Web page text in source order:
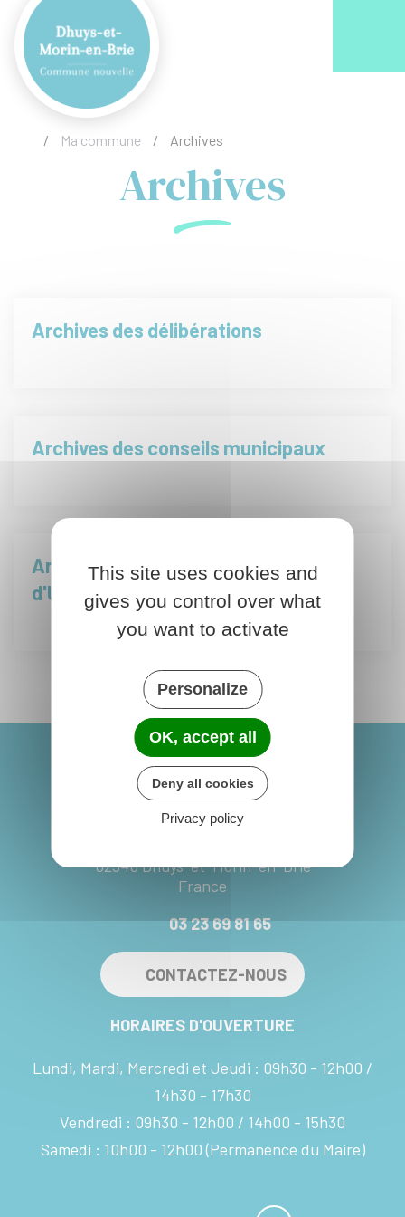
/ Ma commune / Archives
Archives
Archives des délibérations
Archives des conseils municipaux
Archives du journal local "Le Trait
d'Union"
Dhuys-et-Morin-en-Brie
02540 Dhuys-et-Morin-en-Brie
France
03 23 69 81 65
CONTACTEZ-NOUS
HORAIRES D'OUVERTURE
Lundi, Mardi, Mercredi et Jeudi : 09h30 - 12h00
14h30 - 17h30
Vendredi : 09h30 - 12h00
14h00 - 15h30
Samedi : 10h00 - 12h00 (Permanence du Maire)
This site uses cookies and
gives you control over what
you want to activate
Personalize
OK, accept all
Deny all cookies
Privacy policy